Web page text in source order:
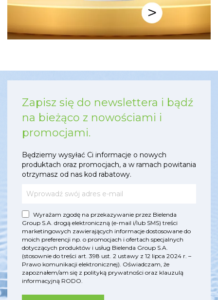
Zapisz się do newslettera i bądź
na bieżąco z nowościami i
promocjami.
Będziemy wysyłać Ci informacje o nowych
produktach oraz promocjach, a w ramach powitania
otrzymasz od nas kod rabatowy.
Wyrażam zgodę na przekazywanie przez Bielenda
Group S.A. drogą elektroniczną (e-mail i/lub SMS) treści
marketingowych zawierających informacje dostosowane do
moich preferencji np. o promocjach i ofertach specjalnych
dotyczących produktów i usług Bielenda Group S.A.
(stosownie do treści art. 398 ust. 2 ustawy z 12 lipca 2024 r. –
Prawo komunikacji elektronicznej). Oświadczam, że
zapoznałem/am się z polityką prywatności oraz klauzulą
informacyjną RODO.